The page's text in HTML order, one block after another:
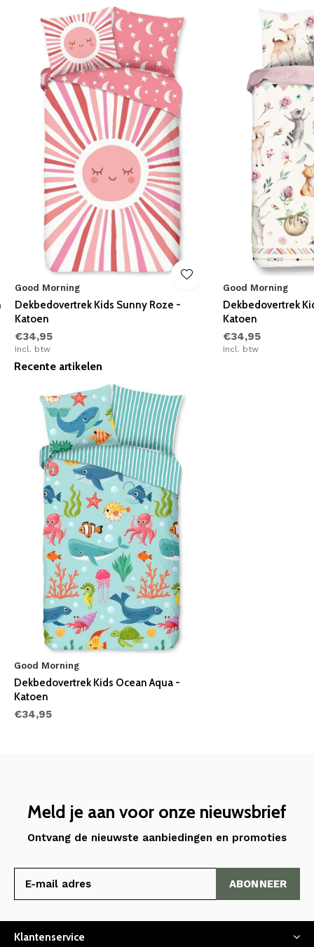
Good Morning
Dekbedovertrek Kids Sunny Roze -
Katoen
€34,95
Incl. btw
Good Morning
Dekbedovertrek
Katoen
€34,95
Incl. btw
Recente artikelen
Good Morning
Dekbedovertrek Kids Ocean Aqua -
Katoen
€34,95
Meld je aan voor onze nieuwsbrief
Ontvang de nieuwste aanbiedingen en promoties
ABONNEER
Klantenservice